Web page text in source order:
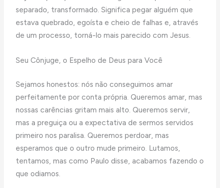
separado, transformado. Significa pegar alguém que
estava quebrado, egoísta e cheio de falhas e, através
de um processo, torná-lo mais parecido com Jesus.
Seu Cônjuge, o Espelho de Deus para Você
Sejamos honestos: nós não conseguimos amar
perfeitamente por conta própria. Queremos amar, mas
nossas carências gritam mais alto. Queremos servir,
mas a preguiça ou a expectativa de sermos servidos
primeiro nos paralisa. Queremos perdoar, mas
esperamos que o outro mude primeiro. Lutamos,
tentamos, mas como Paulo disse, acabamos fazendo o
que odiamos.